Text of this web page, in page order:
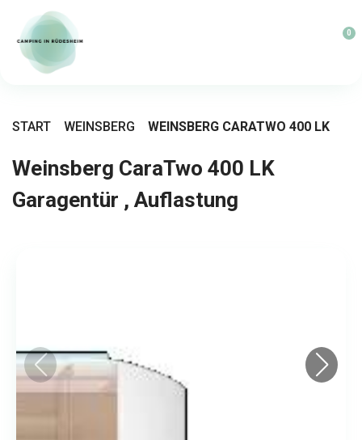
0
START WEINSBERG WEINSBERG CARATWO 400 LK
Weinsberg CaraTwo 400 LK
Garagentür , Auflastung